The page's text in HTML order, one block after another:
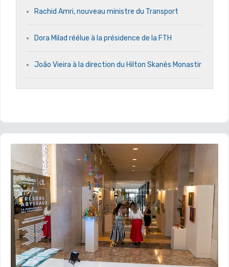
Rachid Amri, nouveau ministre du Transport
Dora Milad réélue à la présidence de la FTH
João Vieira à la direction du Hilton Skanès Monastir